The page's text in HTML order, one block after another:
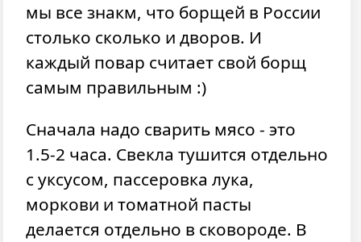
мы все знакм, что борщей в России
столько сколько и дворов. И
каждый повар считает свой борщ
самым правильным :)
Сначала надо сварить мясо - это
1.5-2 часа. Свекла тушится отдельно
с уксусом, пассеровка лука,
моркови и томатной пасты
делается отдельно в сковороде. В